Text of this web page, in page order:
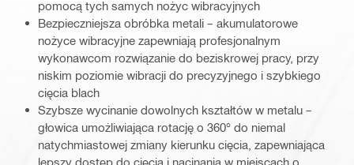
pomocą tych samych nożyc wibracyjnych
Bezpieczniejsza obróbka metali – akumulatorowe
nożyce wibracyjne zapewniają profesjonalnym
wykonawcom rozwiązanie do beziskrowej pracy, przy
niskim poziomie wibracji do precyzyjnego i szybkiego
cięcia blach
Szybsze wycinanie dowolnych kształtów w metalu –
głowica umożliwiająca rotację o 360° do niemal
natychmiastowej zmiany kierunku cięcia, zapewniająca
lepszy dostęp do cięcia i nacinania w miejscach o